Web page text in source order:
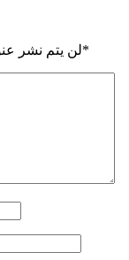
لن يتم نشر*